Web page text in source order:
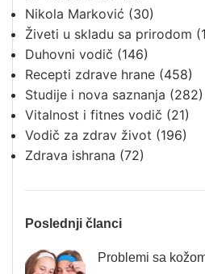
Nikola Marković (30)
Živeti u skladu sa prirodom
Duhovni vodič (146)
Recepti zdrave hrane (458)
Studije i nova saznanja (282)
Vitalnost i fitnes vodič (21)
Vodič za zdrav život (196)
Zdrava ishrana (72)
Poslednji članci
Problemi sa